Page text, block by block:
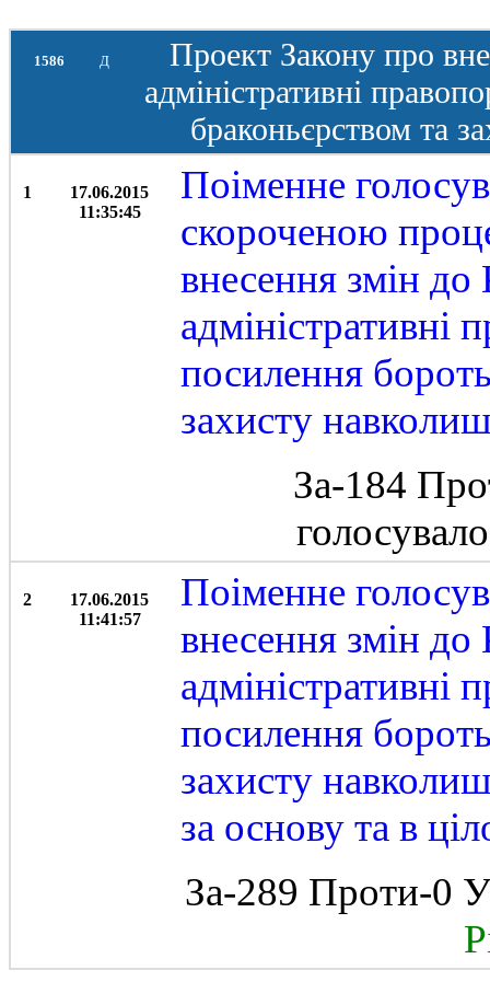
1586 Д
Проект Закону про
адміністративні
браконьєрством та
1
17.06.2015
11:35:45
Поіменне
скороченою
внесення змін
посилення
захисту
За-184
2
17.06.2015
11:41:57
Поіменне
внесення змін
посилення
захисту
за основу та в
За-289 Проти-0